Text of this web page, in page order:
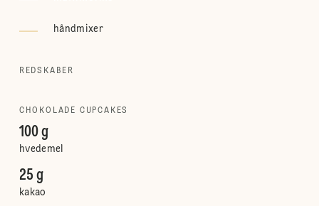
håndmixer
REDSKABER
CHOKOLADE CUPCAKES
100 g
hvedemel
25 g
kakao